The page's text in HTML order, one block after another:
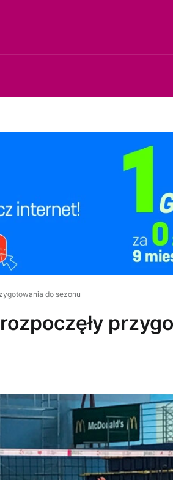
do sezonu